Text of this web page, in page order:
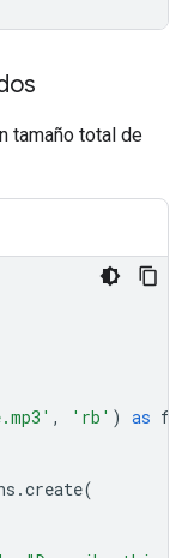
tamaño total de
, 'rb' ) as f
.create(